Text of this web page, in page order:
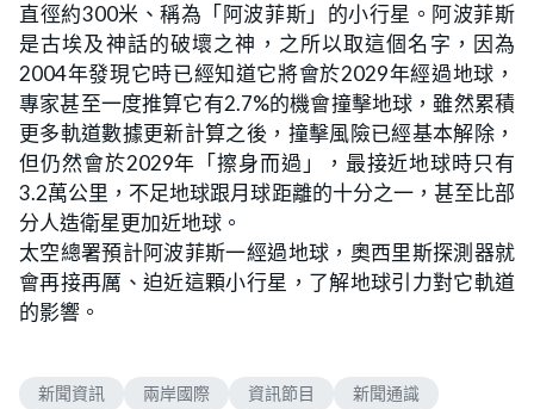
直徑約300米、稱為「阿波菲斯」的小行星。阿波菲斯
是古埃及神話的破壞之神，之所以取這個名字，因為
2004年發現它時已經知道它將會於2029年經過地球，
專家甚至一度推算它有2.7%的機會撞擊地球，雖然累積
更多軌道數據更新計算之後，撞擊風險已經基本解除，
但仍然會於2029年「擦身而過」，最接近地球時只有
3.2萬公里，不足地球跟月球距離的十分之一，甚至比部
分人造衛星更加近地球。
太空總署預計阿波菲斯一經過地球，奧西里斯探測器就
會再接再厲、迫近這顆小行星，了解地球引力對它軌道
的影響。
新聞資訊 兩岸國際 資訊節目 新聞通識